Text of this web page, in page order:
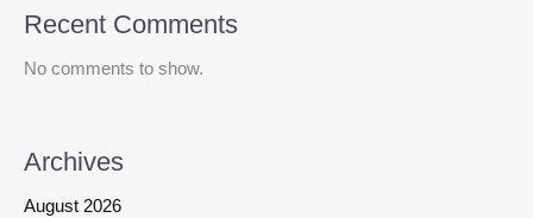
Recent Comments
No comments to show.
Archives
August 2026